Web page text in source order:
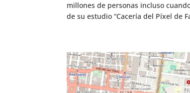
millones de personas incluso
de su estudio “Cacería del Píxel de